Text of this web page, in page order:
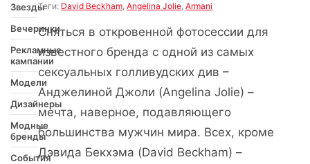
Звезды
Вечеринки
Рекламные
кампании
Модели
Дизайнеры
Модные
бренды
События
Теги: David Beckham,Angelina Jolie,Armani
Сняться в откровенной фотосессии для
известного бренда с одной из самых
сексуальных голливудских див –
Анджелиной Джоли (Angelina Jolie) –
мечта, наверное, подавляющего
большинства мужчин мира. Всех, кроме
Дэвида Бекхэма (David Beckham) –